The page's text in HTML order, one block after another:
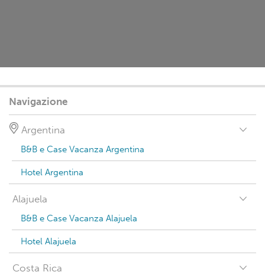
Navigazione
Argentina
B&B e Case Vacanza Argentina
Hotel Argentina
Alajuela
B&B e Case Vacanza Alajuela
Hotel Alajuela
Costa Rica